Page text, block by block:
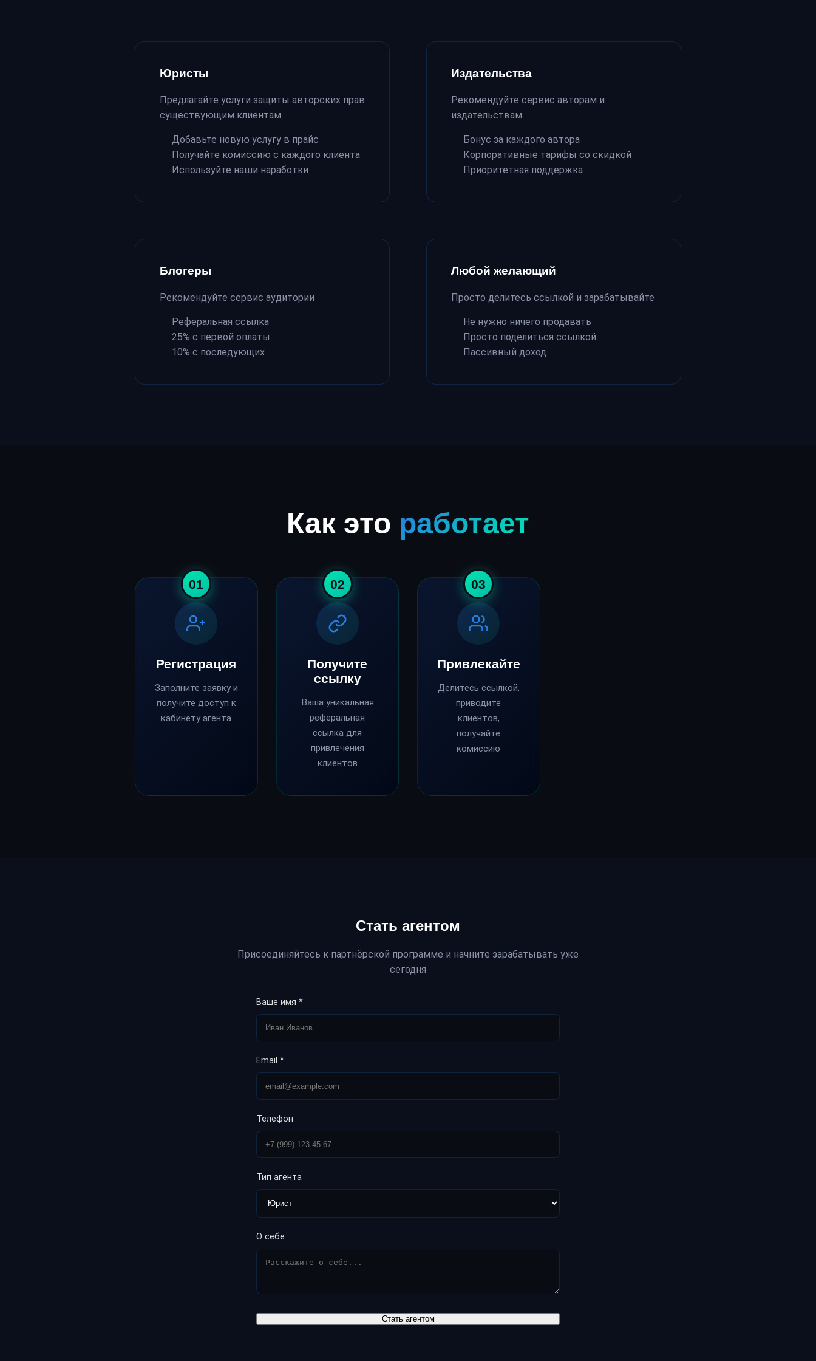
Юристы
Предлагайте услуги защиты авторских прав
существующим клиентам
Добавьте новую услугу в прайс
Получайте комиссию с каждого клиента
Используйте наши наработки
Издательства
Рекомендуйте сервис авторам и
издательствам
Бонус за каждого автора
Корпоративные тарифы со скидкой
Приоритетная поддержка
Блогеры
Рекомендуйте сервис аудитории
Реферальная ссылка
25% с первой оплаты
10% с последующих
Любой желающий
Просто делитесь ссылкой и зарабатывайте
Не нужно ничего продавать
Просто поделиться ссылкой
Пассивный доход
Как это работает
01
Регистрация
Заполните заявку и
получите доступ к
кабинету агента
02
Получите
ссылку
Ваша уникальная
реферальная
ссылка для
привлечения
клиентов
03
Привлекайте
Делитесь ссылкой,
приводите
клиентов,
получайте
комиссию
Стать агентом
Присоединяйтесь к партнёрской программе и начните зарабатывать уже
сегодня
Ваше имя *
Email *
Телефон
Тип агента
О себе
Стать агентом